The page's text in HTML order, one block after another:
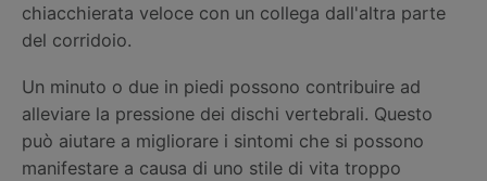
chiacchierata veloce con un collega dall'altra parte
del corridoio.
Un minuto o due in piedi possono contribuire ad
alleviare la pressione dei dischi vertebrali. Questo
può aiutare a migliorare i sintomi che si possono
manifestare a causa di uno stile di vita troppo